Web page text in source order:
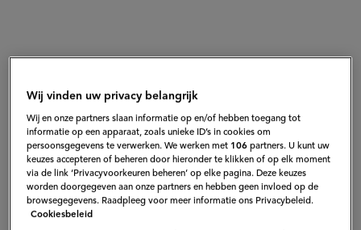
Wij vinden uw privacy belangrijk
Wij en onze partners slaan informatie op en/of hebben toegang tot
informatie op een apparaat, zoals unieke ID’s in cookies om
persoonsgegevens te verwerken. We werken met 106 partners. U kunt uw
keuzes accepteren of beheren door hieronder te klikken of op elk moment
via de link ‘Privacyvoorkeuren beheren’ op elke pagina. Deze keuzes
worden doorgegeven aan onze partners en hebben geen invloed op de
browsegegevens. Raadpleeg voor meer informatie ons Privacybeleid.
Cookiesbeleid